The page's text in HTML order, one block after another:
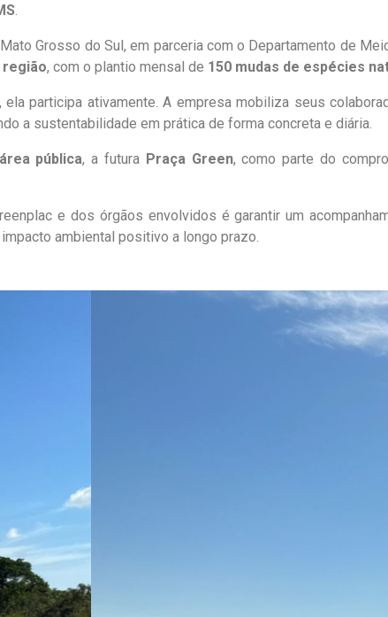
.
Grosso do Sul, em parceria com o Departamento de
, com o plantio mensal de 150 mudas de espécies
ela participa ativamente. A empresa mobiliza seus
a sustentabilidade em prática de forma concreta e diária.
pública, a futura Praça Green, como parte do
e dos órgãos envolvidos é garantir um
ambiental positivo a longo prazo.